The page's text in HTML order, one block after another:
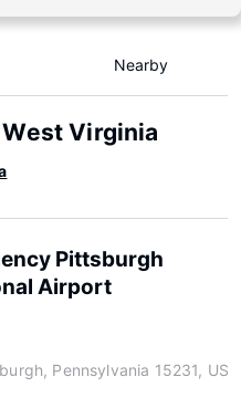
Nearby
Virginia
Pittsburgh
Airport
Pennsylvania 15231, US